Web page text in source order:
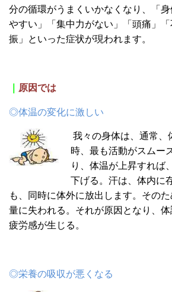
分の循環がうまくいかなくなり、
「
やすい」「集中力がない」「頭痛」
振」といった症状が現われます。
原因では
◎体温の変化に激しい
我々の身体は、通常
時、最も活動がスムー
り、体温が上昇すれば
下げる。汗は、体内に
も、同時に体外に放出します。その
量に失われる。それが原因となり、体
疲労感が生じる。
◎栄養の吸収が悪くなる